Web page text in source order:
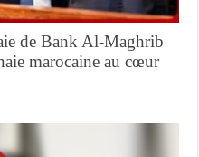
de Bank Al-Maghrib
marocaine au cœur